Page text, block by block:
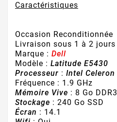
Caractéristiques
Occasion Reconditionnée
Livraison sous 1 à 2 jours
Marque : Dell
Modèle : Latitude E5430
Processeur : Intel Celeron
Fréquence : 1.9 GHz
Mémoire Vive : 8 Go DDR3
Stockage : 240 Go SSD
Écran : 14.1